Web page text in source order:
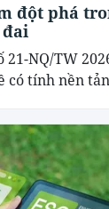
đột phá
21-NQ/TW
có tính nền